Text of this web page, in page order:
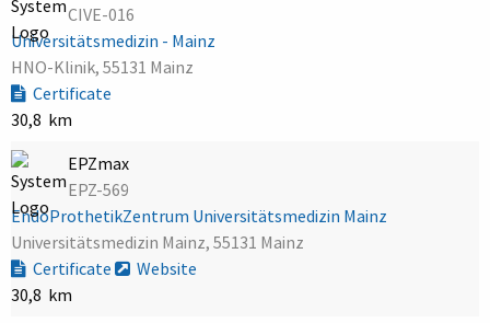
CIVE-016
Universitätsmedizin - Mainz
HNO-Klinik, 55131 Mainz
Certificate
30,8 km
EPZmax
EPZ-569
EndoProthetikZentrum Universitätsmedizin Mainz
Universitätsmedizin Mainz, 55131 Mainz
Certificate
Website
30,8 km